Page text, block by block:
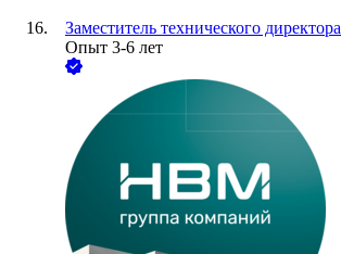
Заместитель технического директора
Опыт 3-6 лет